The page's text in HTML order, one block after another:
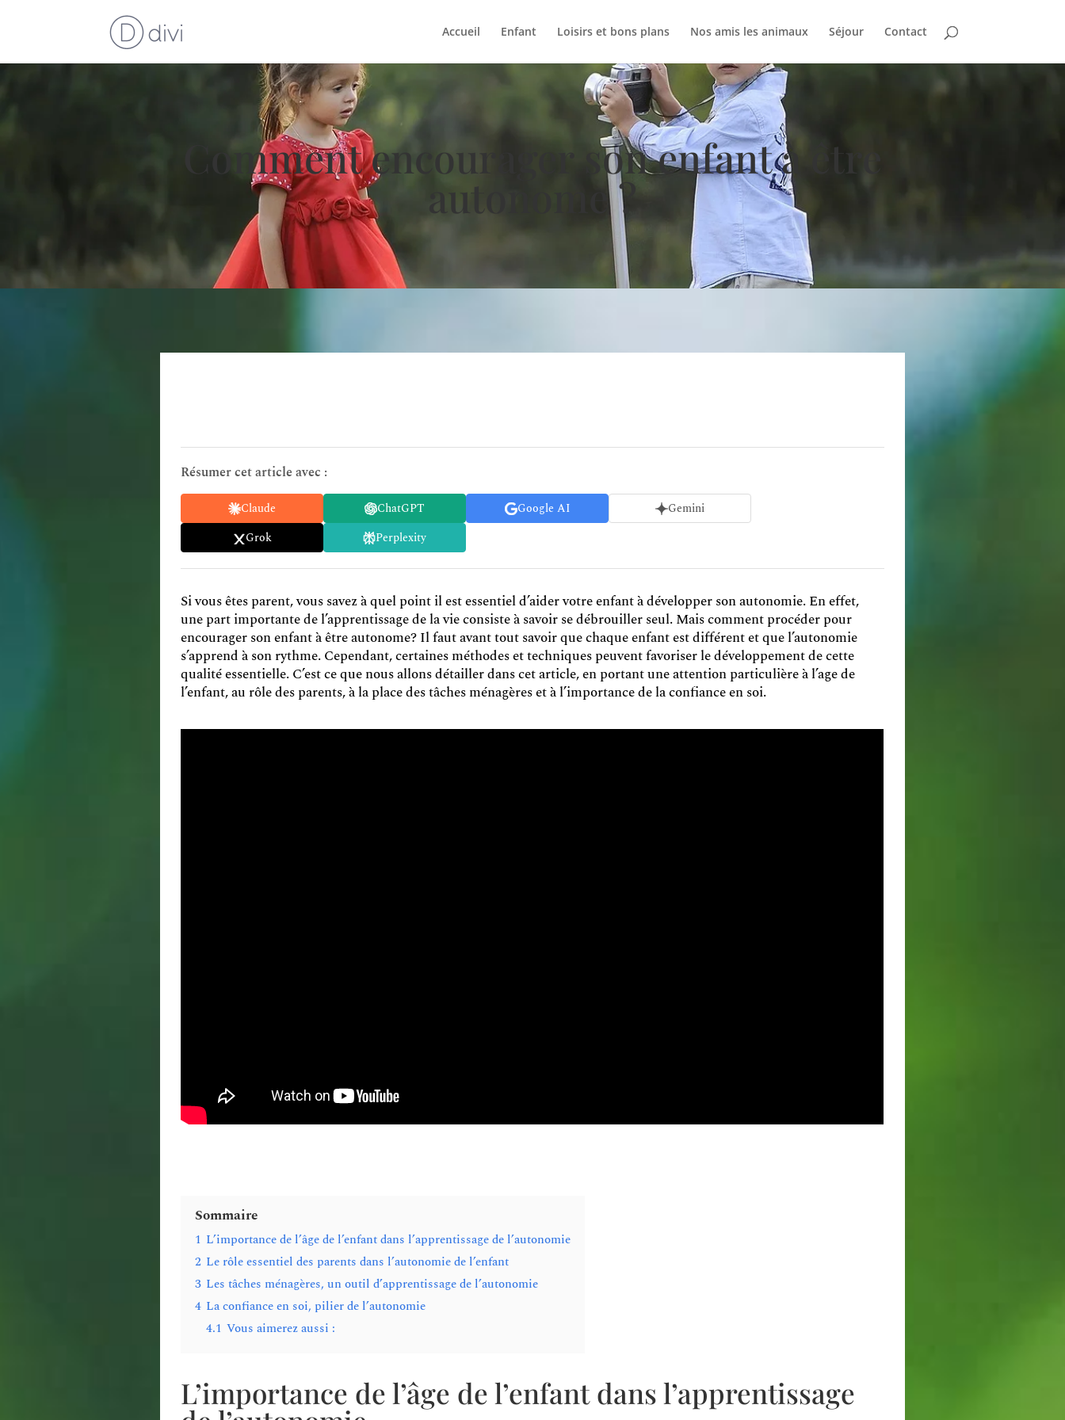
Accueil Enfant Loisirs et bons plans Nos amis les animaux Séjour Contact
Comment encourager son enfant à être
autonome ?
Résumer cet article avec :
Claude ChatGPT Google AI
Gemini
Grok
Perplexity
Si vous êtes parent, vous savez à quel point il est essentiel d’aider votre enfant à développer son autonomie. En effet,
une part importante de l’apprentissage de la vie consiste à savoir se débrouiller seul. Mais comment procéder pour
encourager son enfant à être autonome? Il faut avant tout savoir que chaque enfant est différent et que l’autonomie
s’apprend à son rythme. Cependant, certaines méthodes et techniques peuvent favoriser le développement de cette
qualité essentielle. C’est ce que nous allons détailler dans cet article, en portant une attention particulière à l’age de
l’enfant, au rôle des parents, à la place des tâches ménagères et à l’importance de la confiance en soi.
Sommaire
1 L’importance de l’âge de l’enfant dans l’apprentissage de l’autonomie
2 Le rôle essentiel des parents dans l’autonomie de l’enfant
3 Les tâches ménagères, un outil d’apprentissage de l’autonomie
4 La confiance en soi, pilier de l’autonomie
4.1 Vous aimerez aussi :
L’importance de l’âge de l’enfant dans l’apprentissage